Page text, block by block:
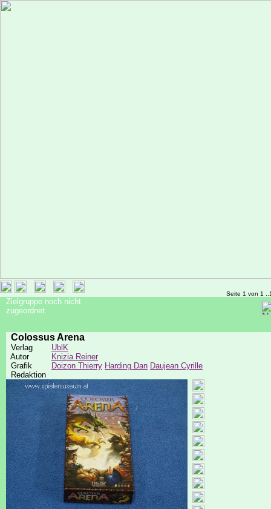
Seite 1 von 1
Zielgruppe noch nicht
zugeordnet
Colossus Arena
Verlag
UblK
Autor
Knizia Reiner
Grafik
Doizon Thierry Harding Dan Daujean Cyrille
Redaktion